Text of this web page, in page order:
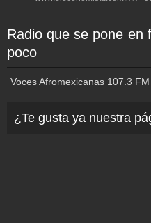
Radio que se pone en
poco
Voces Afromexicanas 107.3 FM
¿Te gusta ya nuestra